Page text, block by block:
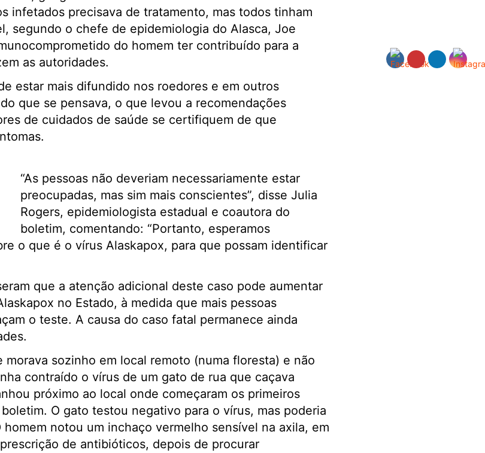
infetados precisava de tratamento, mas todos tinham
segundo o chefe de epidemiologia do Alasca, Joe
do homem ter contribuído para a
as autoridades.
estar mais difundido nos roedores e em outros
que se pensava, o que levou a recomendações
de cuidados de saúde se certifiquem de que
“As pessoas não deveriam necessariamente estar
preocupadas, mas sim mais conscientes”, disse Julia
Rogers, epidemiologista estadual e coautora do
boletim, comentando: “Portanto, esperamos
o que é o vírus Alaskapox, para que possam identificar
que a atenção adicional deste caso pode aumentar
no Estado, à medida que mais pessoas
o teste. A causa do caso fatal permanece ainda
morava sozinho em local remoto (numa floresta) e não
contraído o vírus de um gato de rua que caçava
próximo ao local onde começaram os primeiros
O gato testou negativo para o vírus, mas poderia
notou um inchaço vermelho sensível na axila, em
de antibióticos, depois de procurar